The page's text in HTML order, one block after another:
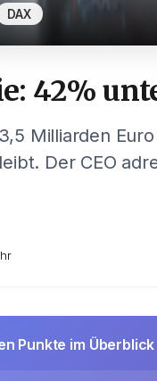
DAX
42%
Milliarden
Der CEO
Punkte im Überblick